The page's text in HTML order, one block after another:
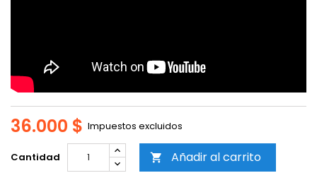
36.000 $ Impuestos excluidos
Cantidad  Añadir al carrito